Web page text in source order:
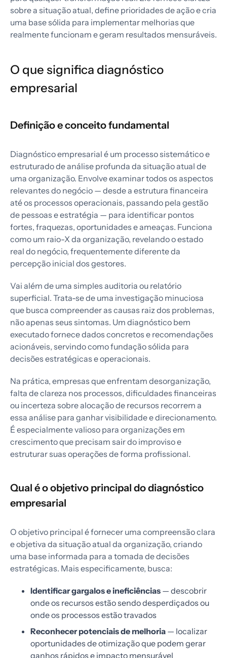
sobre a situação atual, define prioridades de ação e cria
uma base sólida para implementar melhorias que
realmente funcionam e geram resultados mensuráveis.
O que significa diagnóstico
empresarial
Definição e conceito fundamental
Diagnóstico empresarial é um processo sistemático e
estruturado de análise profunda da situação atual de
uma organização. Envolve examinar todos os aspectos
relevantes do negócio — desde a estrutura financeira
até os processos operacionais, passando pela gestão
de pessoas e estratégia — para identificar pontos
fortes, fraquezas, oportunidades e ameaças. Funciona
como um raio-X da organização, revelando o estado
real do negócio, frequentemente diferente da
percepção inicial dos gestores.
Vai além de uma simples auditoria ou relatório
superficial. Trata-se de uma investigação minuciosa
que busca compreender as causas raiz dos problemas,
não apenas seus sintomas. Um diagnóstico bem
executado fornece dados concretos e recomendações
acionáveis, servindo como fundação sólida para
decisões estratégicas e operacionais.
Na prática, empresas que enfrentam desorganização,
falta de clareza nos processos, dificuldades financeiras
ou incerteza sobre alocação de recursos recorrem a
essa análise para ganhar visibilidade e direcionamento.
É especialmente valioso para organizações em
crescimento que precisam sair do improviso e
estruturar suas operações de forma profissional.
Qual é o objetivo principal do diagnóstico
empresarial
O objetivo principal é fornecer uma compreensão clara
e objetiva da situação atual da organização, criando
uma base informada para a tomada de decisões
estratégicas. Mais especificamente, busca:
Identificar gargalos e ineficiências — descobrir
onde os recursos estão sendo desperdiçados ou
onde os processos estão travados
Reconhecer potenciais de melhoria — localizar
oportunidades de otimização que podem gerar
ganhos rápidos e impacto mensurável